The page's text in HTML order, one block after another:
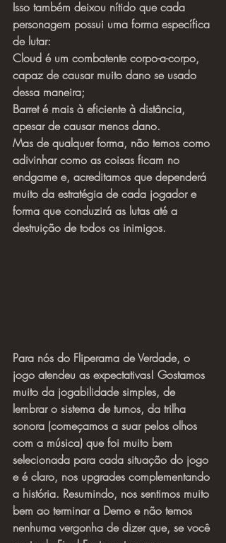
Isso também deixou nítido que cada
personagem possui uma forma específica
de lutar:
Cloud é um combatente corpo-a-corpo,
capaz de causar muito dano se usado
dessa maneira;
Barret é mais à eficiente à distância,
apesar de causar menos dano.
Mas de qualquer forma, não temos como
adivinhar como as coisas ficam no
endgame e, acreditamos que dependerá
muito da estratégia de cada jogador e
forma que conduzirá as lutas até a
destruição de todos os inimigos.
Para nós do Fliperama de Verdade, o
jogo atendeu as expectativas! Gostamos
muito da jogabilidade simples, de
lembrar o sistema de turnos, da trilha
sonora (começamos a suar pelos olhos
com a música) que foi muito bem
selecionada para cada situação do jogo
e é claro, nos upgrades complementando
a história. Resumindo, nos sentimos muito
bem ao terminar a Demo e não temos
nenhuma vergonha de dizer que, se você